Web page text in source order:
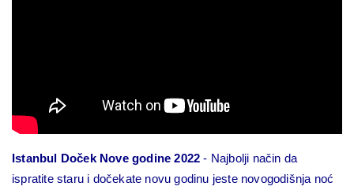
Istanbul Doček Nove godine 2022 - Najbolji način da
ispratite staru i dočekate novu godinu jeste novogodišnja noć